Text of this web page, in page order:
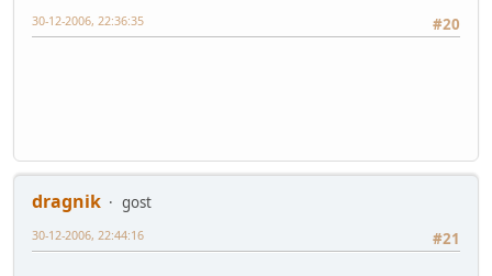
#20
30-12-2006, 22:36:35
dragnik
gost
#21
30-12-2006, 22:44:16